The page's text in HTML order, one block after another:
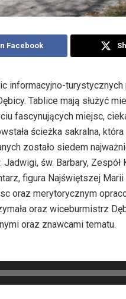
Facebook
informacyjno-
Tablice mają służyć
fascynujących miejsc,
ścieżka sakralna,
zostało siedem
św. Barbary,
figura Najświętszej
oraz merytorycznym
oraz wiceburmistrz
oraz znawcami tematu.